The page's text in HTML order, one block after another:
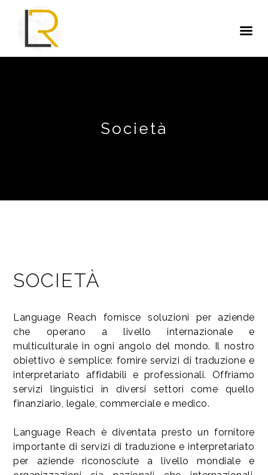
Società
SOCIETÀ
Language Reach fornisce soluzioni per aziende
che operano a livello internazionale e
multiculturale in ogni angolo del mondo. Il nostro
obiettivo è semplice: fornire servizi di traduzione e
interpretariato affidabili e professionali. Offriamo
servizi linguistici in diversi settori come quello
finanziario, legale, commerciale e medico.
Language Reach è diventata presto un fornitore
importante di servizi di traduzione e interpretariato
per aziende riconosciute a livello mondiale e